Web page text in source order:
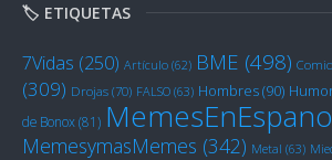
🏷️ ETIQUETAS
7Vidas (250) Artículo (62) BME (498)
(309) Drojas (70) FALSO (63) Hombres(90)
de Bonox(81)
MemesymasMemes (342) Metal (63)